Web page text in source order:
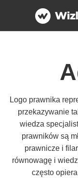
Logo prawnika
przekazywanie
wiedza
prawników są
prawnicze i
równowagę i
często